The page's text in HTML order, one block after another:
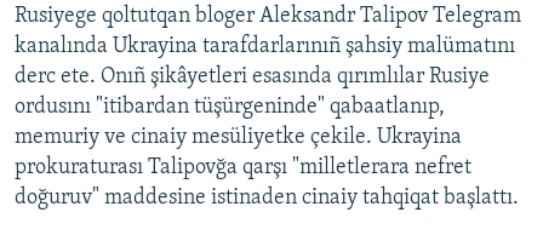
Rusiyege qoltutqan bloger Aleksandr Talipov Telegram
kanalında Ukrayina tarafdarlarınıñ şahsiy malümatını
derc ete. Onıñ şikâyetleri esasında qırımlılar Rusiye
ordusını "itibardan tüşürgeninde" qabaatlanıp,
memuriy ve cinaiy mesüliyetke çekile. Ukrayina
prokuraturası Talipovğa qarşı "milletlerara nefret
doğuruv" maddesine istinaden cinaiy tahqiqat başlattı.